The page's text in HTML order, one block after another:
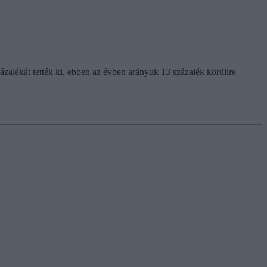
tették ki, ebben az évben arányuk 13 százalék körülire